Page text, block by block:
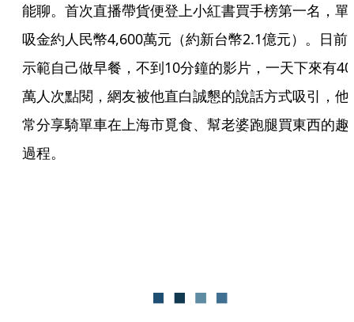
能聊。首次直播帶貨便登上小紅書買手榜第一名，單
吸金約人民幣4,600萬元（約新台幣2.1億元）。日前
示範自己做早餐，不到10分鐘的影片，一天下來有
萬人次點閱，網友被他直白誠懇的說話方式吸引，他
常分享騎單車在上海市覓食、幫老婆跑腿買東西的趣
過程。